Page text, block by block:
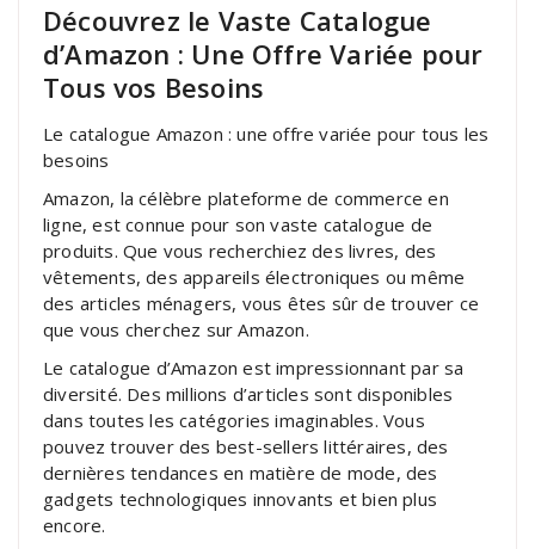
Découvrez le Vaste Catalogue
d’Amazon : Une Offre Variée pour
Tous vos Besoins
Le catalogue Amazon : une offre variée pour tous les
besoins
Amazon, la célèbre plateforme de commerce en
ligne, est connue pour son vaste catalogue de
produits. Que vous recherchiez des livres, des
vêtements, des appareils électroniques ou même
des articles ménagers, vous êtes sûr de trouver ce
que vous cherchez sur Amazon.
Le catalogue d’Amazon est impressionnant par sa
diversité. Des millions d’articles sont disponibles
dans toutes les catégories imaginables. Vous
pouvez trouver des best-sellers littéraires, des
dernières tendances en matière de mode, des
gadgets technologiques innovants et bien plus
encore.